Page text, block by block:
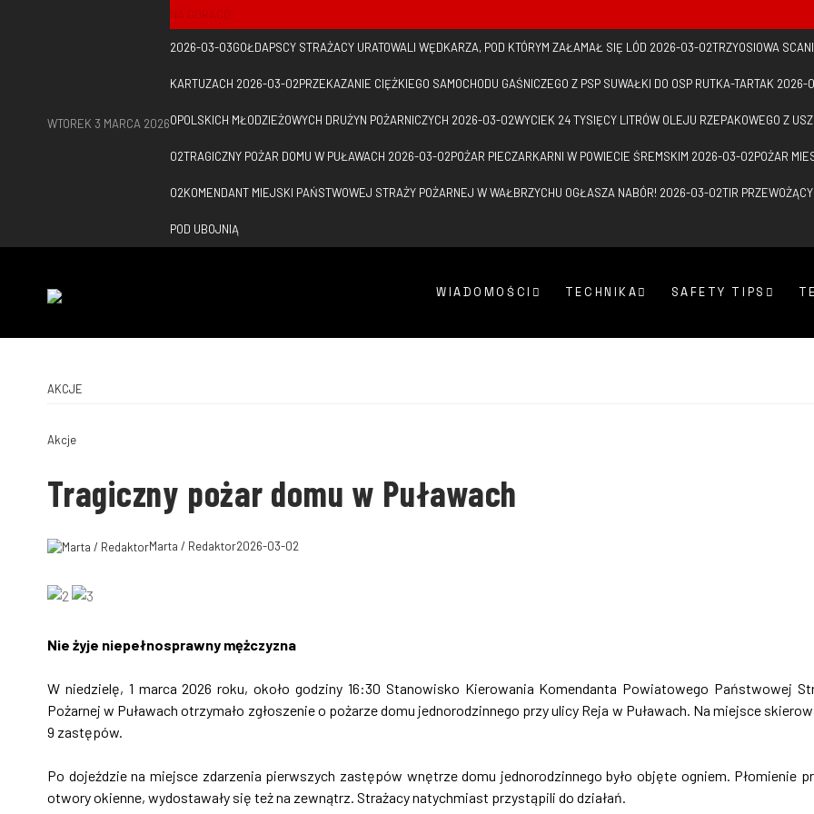
WTOREK 3 MARCA 2026
NA GORĄCO
2026-03-03GOŁDAPSCY STRAŻACY URATOWALI WĘDKARZA, POD KTÓRYM ZAŁAMAŁ SIĘ LÓD 2026-03-02TRZYOSIOWA
KARTUZACH 2026-03-02PRZEKAZANIE CIĘŻKIEGO SAMOCHODU GAŚNICZEGO Z PSP SUWAŁKI DO OSP RUTKA-TARTAK 2026-
OPOLSKICH MŁODZIEŻOWYCH DRUŻYN POŻARNICZYCH 2026-03-02WYCIEK 24 TYSIĘCY LITRÓW OLEJU RZEPAKOWEGO Z
02TRAGICZNY POŻAR DOMU W PUŁAWACH 2026-03-02POŻAR PIECZARKARNI W POWIECIE ŚREMSKIM 2026-03-02POŻAR
02KOMENDANT MIEJSKI PAŃSTWOWEJ STRAŻY POŻARNEJ W WAŁBRZYCHU OGŁASZA NABÓR! 2026-03-02TIR
POD UBOJNIĄ
WIADOMOŚCI TECHNIKA SAFETY TIPS
AKCJE
Akcje
Tragiczny pożar domu w Puławach
Marta / Redaktor2026-03-02
Nie żyje niepełnosprawny mężczyzna
W niedzielę, 1 marca 2026 roku, około godziny 16:30 Stanowisko Kierowania Komendanta Powiatowego Państwowej
Pożarnej w Puławach otrzymało zgłoszenie o pożarze domu jednorodzinnego przy ulicy Reja w Puławach. Na miejsce
9 zastępów.
Po dojeździe na miejsce zdarzenia pierwszych zastępów wnętrze domu jednorodzinnego było objęte ogniem. Płomienie
otwory okienne, wydostawały się też na zewnątrz. Strażacy natychmiast przystąpili do działań.